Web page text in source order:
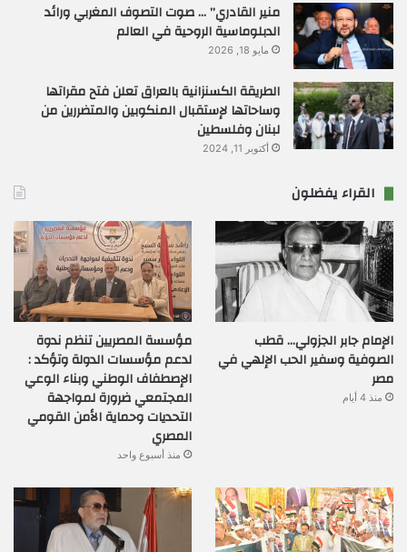
منير القادري” … صوت التصوف المغربي ورائد
الدبلوماسية الروحية في العالم
مايو 18, 2026
الطريقة الكسنزانية بالعراق تعلن فتح مقراتها
وساحاتها لإستقبال المنكوبين والمتضررين من
لبنان وفلسطين
أكتوبر 11, 2024
القراء يفضلون
الإمام جابر الجزولي… قطب
الصوفية وسفير الحب الإلهي في
مصر
منذ 4 أيام
مؤسسة المصريين تنظم ندوة
لدعم مؤسسات الدولة وتؤكد :
الإصطفاف الوطني وبناء الوعي
المجتمعي ضرورة لمواجهة
التحديات وحماية الأمن القومي
المصري
منذ أسبوع واحد